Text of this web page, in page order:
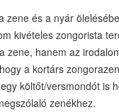
zene és a nyár
kivételes zongorista
zene, hanem az
a kortárs
költőt/versmondót is
zenékhez.